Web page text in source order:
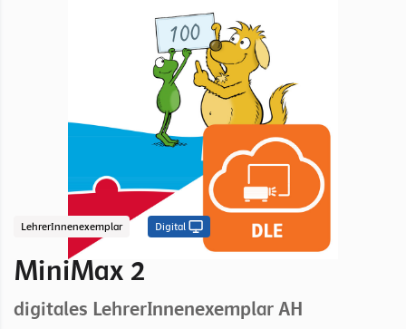
LehrerInnenexemplar Digital
MiniMax 2
digitales LehrerInnenexemplar AH